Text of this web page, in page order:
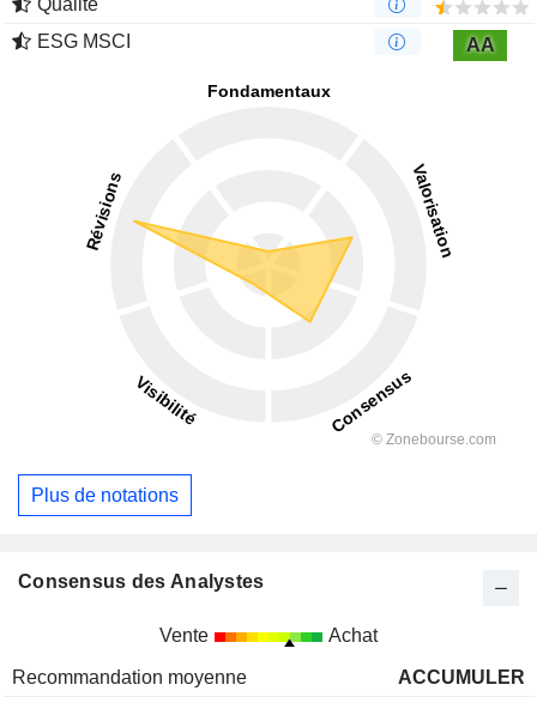
Qualité
ESG MSCI
AA
Plus de notations
Consensus des Analystes
Vente Achat
Recommandation moyenne
ACCUMULER